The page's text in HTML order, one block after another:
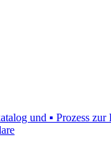
und ▪ Prozess